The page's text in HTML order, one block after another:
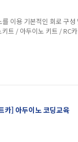
이용 기본적인 회로 구
트 / 아두이노 키트 / RC
카] 아두이노 코딩교육